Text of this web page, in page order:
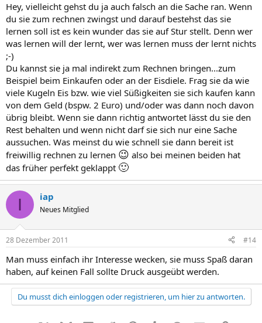
Hey, vielleicht gehst du ja auch falsch an die Sache ran. Wenn
du sie zum rechnen zwingst und darauf bestehst das sie
lernen soll ist es kein wunder das sie auf Stur stellt. Denn wer
was lernen will der lernt, wer was lernen muss der lernt nichts
;-)
Du kannst sie ja mal indirekt zum Rechnen bringen...zum
Beispiel beim Einkaufen oder an der Eisdiele. Frag sie da wie
viele Kugeln Eis bzw. wie viel Süßigkeiten sie sich kaufen kann
von dem Geld (bspw. 2 Euro) und/oder was dann noch davon
übrig bleibt. Wenn sie dann richtig antwortet lässt du sie den
Rest behalten und wenn nicht darf sie sich nur eine Sache
aussuchen. Was meinst du wie schnell sie dann bereit ist
freiwillig rechnen zu lernen 😉 also bei meinen beiden hat
das früher perfekt geklappt 🙂
I iap
Neues Mitglied
28 Dezember 2011 #14
Man muss einfach ihr Interesse wecken, sie muss Spaß daran
haben, auf keinen Fall sollte Druck ausgeübt werden.
Du musst dich einloggen oder registrieren, um hier zu antworten.